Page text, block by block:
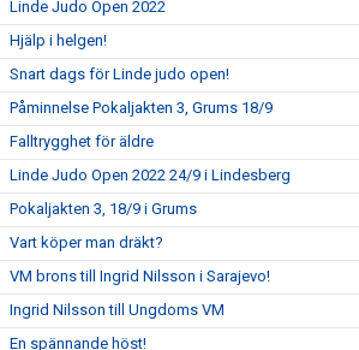
Linde Judo Open 2022
Hjälp i helgen!
Snart dags för Linde judo open!
Påminnelse Pokaljakten 3, Grums 18/9
Falltrygghet för äldre
Linde Judo Open 2022 24/9 i Lindesberg
Pokaljakten 3, 18/9 i Grums
Vart köper man dräkt?
VM brons till Ingrid Nilsson i Sarajevo!
Ingrid Nilsson till Ungdoms VM
En spännande höst!